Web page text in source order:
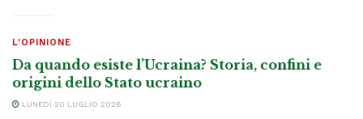
L'OPINIONE
Da quando esiste l’Ucraina? Storia, confini e
origini dello Stato ucraino
LUNEDÌ 20 LUGLIO 2026